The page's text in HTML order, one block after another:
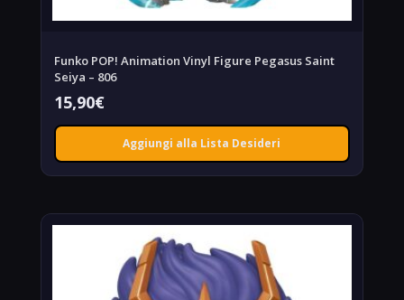
Funko POP! Animation Vinyl Figure Pegasus Saint
Seiya – 806
15,90€
Aggiungi alla Lista Desideri